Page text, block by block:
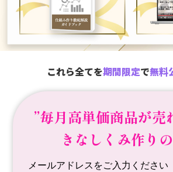
これら全てを期間限定で無料
”毎月高単価商品が売
きなしくみ作り
メールアドレスをご入力ください